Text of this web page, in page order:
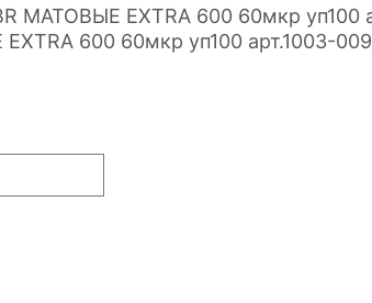
600 60мкр уп100 арт.1003-009